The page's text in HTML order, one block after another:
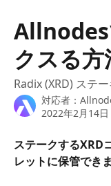
クスる方
Radix (XRD) ステ
対応者：
2022年2月14日
ステークするXRD
レットに保管できま